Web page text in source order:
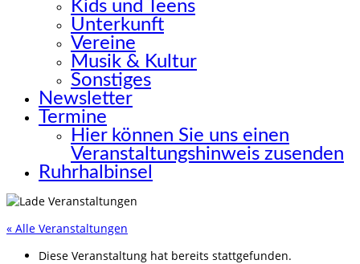
Kids und Teens
Unterkunft
Vereine
Musik & Kultur
Sonstiges
Newsletter
Termine
Hier können Sie uns einen
Veranstaltungshinweis zusenden
Ruhrhalbinsel
« Alle Veranstaltungen
Diese Veranstaltung hat bereits stattgefunden.